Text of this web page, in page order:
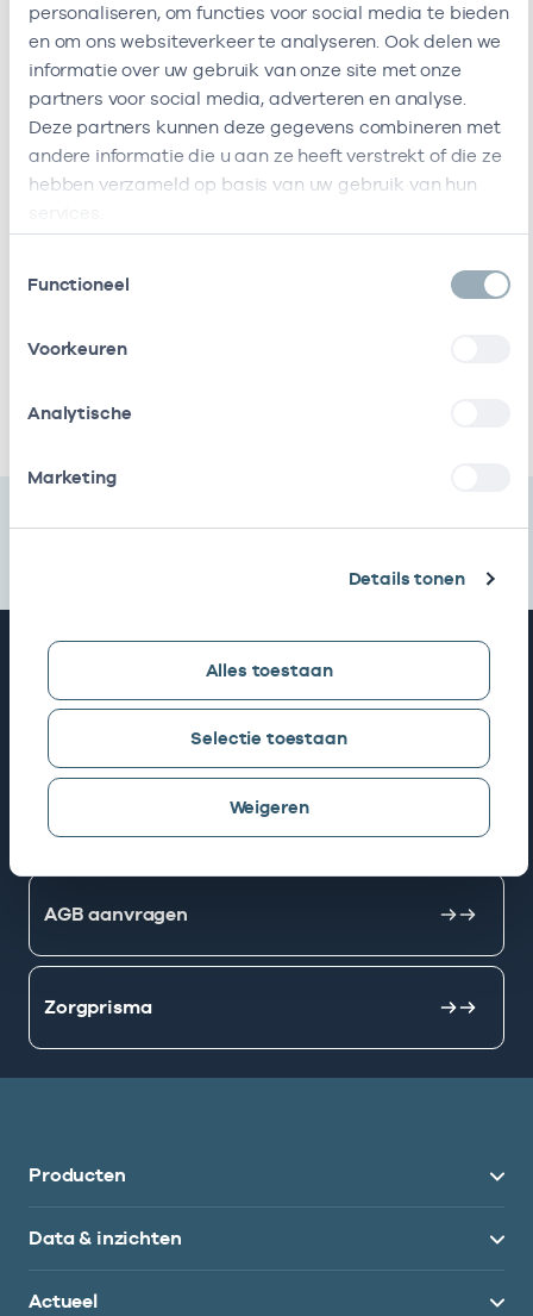
personaliseren, om functies voor social media te bieden
en om ons websiteverkeer te analyseren. Ook delen we
informatie over uw gebruik van onze site met onze
partners voor social media, adverteren en analyse.
Deze partners kunnen deze gegevens combineren met
andere informatie die u aan ze heeft verstrekt of die ze
hebben verzameld op basis van uw gebruik van hun
Functioneel
Voorkeuren
Analytische
Marketing
Details tonen
Alles toestaan
Selectie toestaan
Weigeren
Ik ben werkzaam bij de volgende vestigingen
Ik heb een arbeidsrelatie met
Ik heb een arbeidsrelatie met
Naam Rol AGB-code
Amsterdamse Gzc
Snel naar
Mijn Vektis
AGB aanvragen
Zorgprisma
Producten
Data & inzichten
Actueel